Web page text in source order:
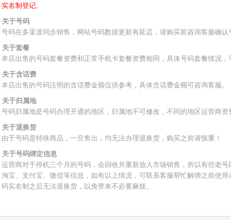
实名制登记。
关于号码
号码在多渠道同步销售，网站号码数据更新有延迟，请购买前咨询客服确认
关于套餐
本店出售的号码套餐资费和正常手机卡套餐资费相同，具体号码套餐情况，
关于含话费
本店出售的号码注明的含话费金额仅供参考，具体含话费金额可咨询客服。
关于归属地
号码归属地是号码办理开通的地区，归属地不可修改，不同的地区运营商资
关于退换货
由于号码是特殊商品，一旦售出，均无法办理退换货，购买之前请慎重！
关于号码绑定信息
运营商对于停机三个月的号码，会回收并重新放入市场销售，所以有些老号
淘宝、支付宝、微信等信息，如有以上情况，可联系客服帮忙解绑之前使
码实名制之后无法退换货，以免带来不必要麻烦。